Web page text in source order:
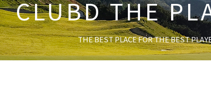
CLUBD THE
THE BEST PLACE FOR THE BEST